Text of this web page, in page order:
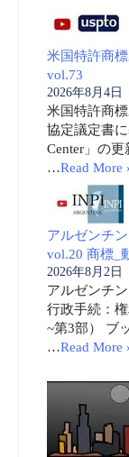
米国特許商
vol.73
2026年8月4日
米国特許商
協定議定書
Center」の
…Read More
アルゼンチ
vol.20 商標_
2026年8月2日
アルゼンチ
行政手続：
~第3部） ブ
…Read More